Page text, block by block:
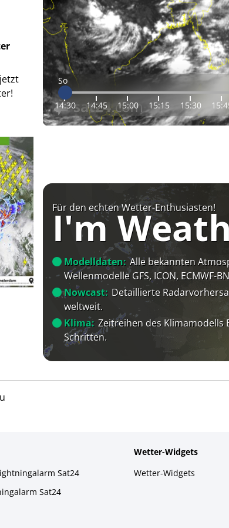
So
14:30 14:45 15:00 15:15 15:30
Für den echten Wetter-Enthusiasten!
I'm
Modelldaten: Alle bekannten
Wellenmodelle GFS, ICON, ECMWF-
Nowcast: Detaillierte
weltweit.
Klima: Zeitreihen des Klimamodells
Schritten.
Sat24
Sat24
Wetter-Widgets
Wetter-Widgets